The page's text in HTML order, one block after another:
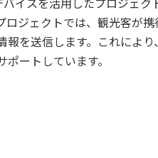
イスを活用したプロジェ
ジェクトでは、観光客が携
を送信します。これによ
ートしています。